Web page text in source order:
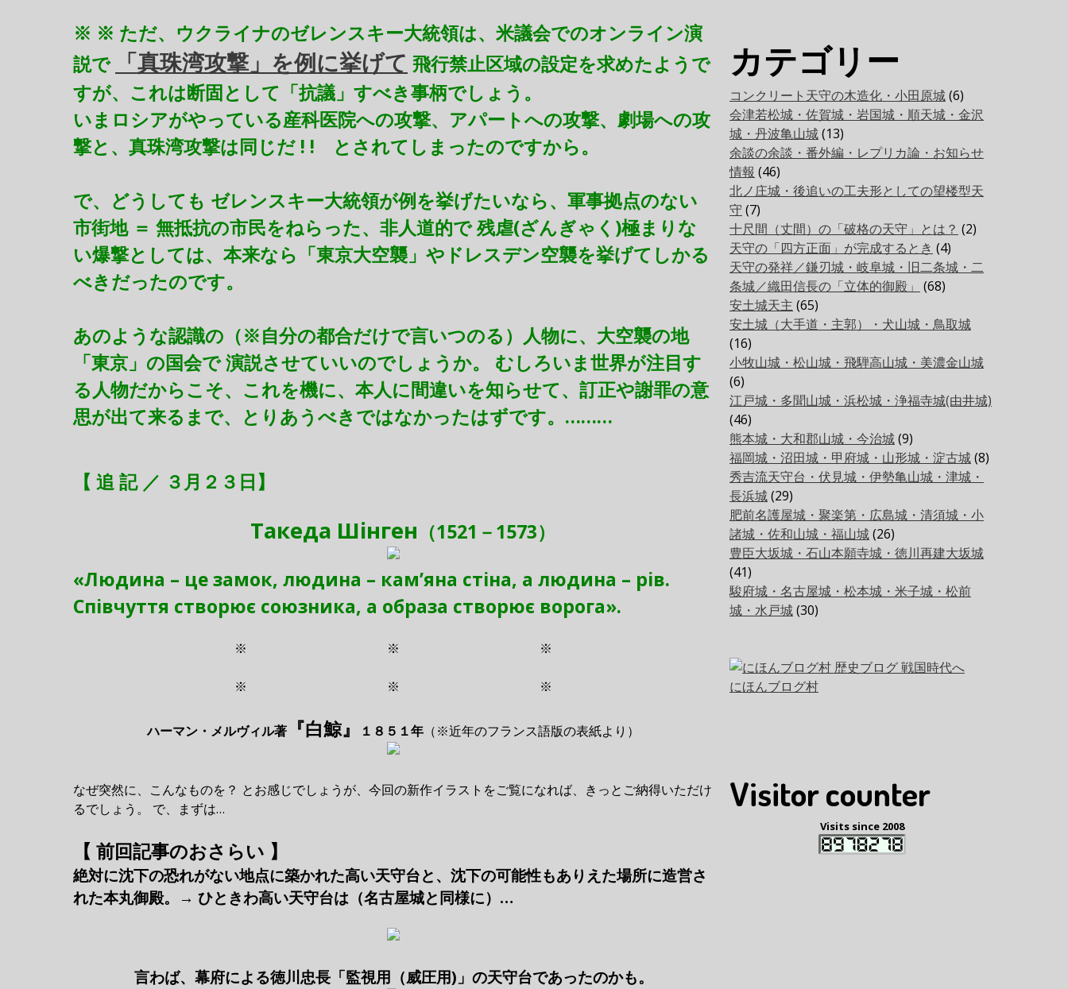
※ ※ ただ、ウクライナのゼレンスキー大統領は、米議会でのオンライン演
説で
「真珠湾攻撃」を例に挙げて 飛行禁止区域の設定を求めたようで
すが、これは断固として「抗議」すべき事柄でしょう。
いまロシアがやっている産科医院への攻撃、アパートへの攻撃、劇場への攻
撃と、真珠湾攻撃は同じだ ! ! とされてしまったのですから。
で、どうしても ゼレンスキー大統領が例を挙げたいなら、軍事拠点のない
市街地 ＝ 無抵抗の市民をねらった、非人道的で 残虐(ざんぎゃく)極まりな
い爆撃としては、本来なら「東京大空襲」やドレスデン空襲を挙げてしかる
べきだったのです。
あのような認識の（※自分の都合だけで言いつのる）人物に、大空襲の地
「東京」の国会で 演説させていいのでしょうか。 むしろいま世界が注目す
る人物だからこそ、これを機に、本人に間違いを知らせて、訂正や謝罪の意
思が出て来るまで、とりあうべきではなかったはずです。………
【 追 記 ／ ３月２３日】
Такеда Шінген （1521－1573）
«Людина – це замок, людина – кам’яна стіна, а людина – рів.
Співчуття створює союзника, а образа створює ворога».
※ ※ ※
※ ※ ※
ハーマン・メルヴィル著 『白鯨』 １８５１年 （※近年のフランス語版の表紙より）
なぜ突然に、こんなものを？ とお感じでしょうが、今回の新作イラストをご覧になれば、きっとご納得いただけ
るでしょう。 で、まずは…
【 前回記事のおさらい 】
絶対に沈下の恐れがない地点に築かれた高い天守台と、沈下の可能性もありえた場所に造営さ
れた本丸御殿。→ ひときわ高い天守台は（名古屋城と同様に）…
言わば、幕府による徳川忠長「監視用（威圧用)」の天守台であったのかも。
カテゴリー
コンクリート天守の木造化・小田原城(6)
会津若松城・佐賀城・岩国城・順天城・金沢
城・丹波亀山城(13)
余談の余談・番外編・レプリカ論・お知らせ
情報 (46)
北ノ庄城・後追いの工夫形としての望楼型天
守 (7)
十尺間（丈間）の「破格の天守」とは？ (2)
天守の「四方正面」が完成するとき (4)
天守の発祥／鎌刃城・岐阜城・旧二条城・二
条城／織田信長の「立体的御殿」 (68)
安土城天主 (65)
安土城（大手道・主郭）・犬山城・鳥取城
(16)
小牧山城・松山城・飛騨高山城・美濃金山城
(6)
江戸城・多聞山城・浜松城・浄福寺城(由井城)
(46)
熊本城・大和郡山城・今治城(9)
福岡城・沼田城・甲府城・山形城・淀古城(8)
秀吉流天守台・伏見城・伊勢亀山城・津城・
長浜城(29)
肥前名護屋城・聚楽第・広島城・清須城・小
諸城・佐和山城・福山城(26)
豊臣大坂城・石山本願寺城・徳川再建大坂城
(41)
駿府城・名古屋城・松本城・米子城・松前
城・水戸城(30)
にほんブログ村
Visitor counter
Visits since 2008